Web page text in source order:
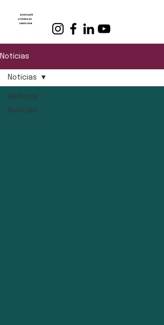
Notícias
All Posts
Notícias
Notícias